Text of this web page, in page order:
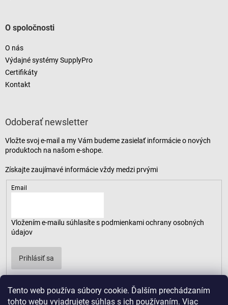
Tento web používa súbory cookie. Ďalším prechádzaním
tohto webu vyjadrujete súhlas s ich používaním. Viac
O spoločnosti
O nás
Výdajné systémy SupplyPro
Certifikáty
Kontakt
Odoberať newsletter
Vložte svoj e-mail a my Vám budeme zasielať informácie o nových
produktoch na našom e-shope.
Email
Vložením e-mailu súhlasíte s podmienkami ochrany osobných
údajov
Prihlásiť sa